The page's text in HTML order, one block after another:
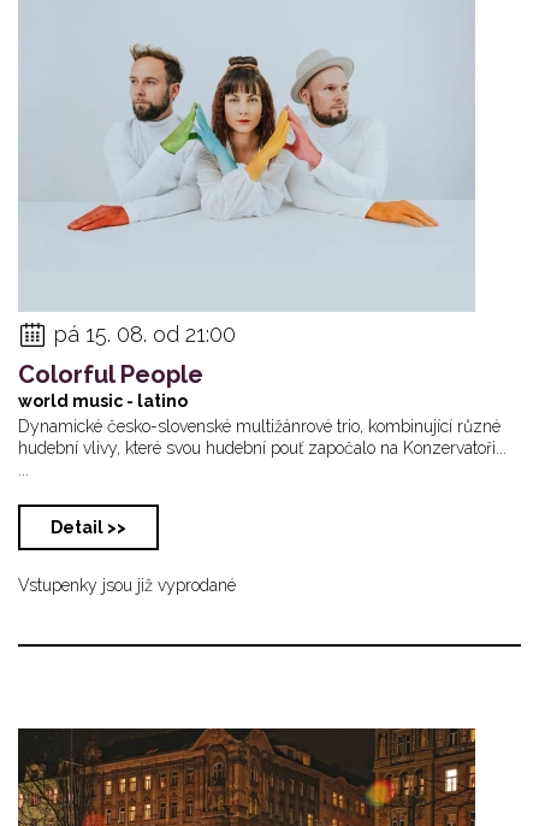
pá 15. 08. od 21:00
Colorful People
world music - latino
Dynamické česko-slovenské multižánrové trio, kombinující různé
hudební vlivy, které svou hudební pouť započalo na Konzervatoři...
Detail >>
Vstupenky jsou již vyprodané